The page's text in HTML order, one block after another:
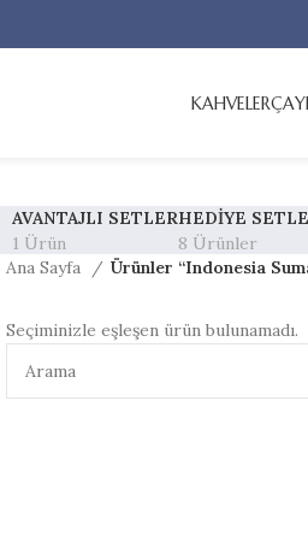
KAHVELER
AVANTAJLI SETLER
1 Ürün
HEDIYE
8 Ürünler
Ana Sayfa Ürünler “Indonesia
Seçiminizle eşleşen ürün bulunamadı.